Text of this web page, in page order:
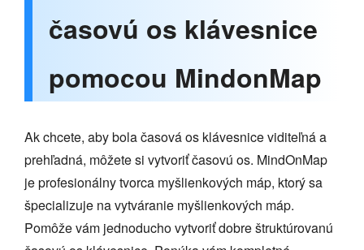
časovú os klávesnice
pomocou MindonMap
Ak chcete, aby bola časová os klávesnice viditeľná a
prehľadná, môžete si vytvoriť časovú os. MindOnMap
je profesionálny tvorca myšlienkových máp, ktorý sa
špecializuje na vytváranie myšlienkových máp.
Pomôže vám jednoducho vytvoriť dobre štruktúrovanú